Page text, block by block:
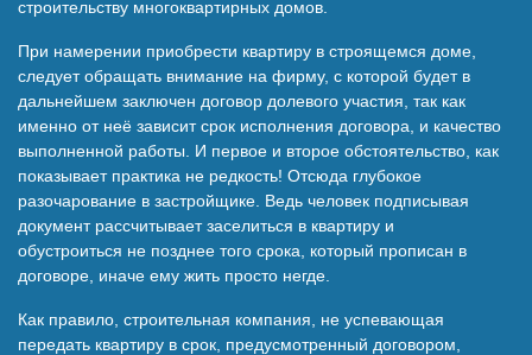
строительству многоквартирных домов.
При намерении приобрести квартиру в строящемся доме,
следует обращать внимание на фирму, с которой будет в
дальнейшем заключен договор долевого участия, так как
именно от неё зависит срок исполнения договора, и качество
выполненной работы. И первое и второе обстоятельство, как
показывает практика не редкость! Отсюда глубокое
разочарование в застройщике. Ведь человек подписывая
документ рассчитывает заселиться в квартиру и
обустроиться не позднее того срока, который прописан в
договоре, иначе ему жить просто негде.
Как правило, строительная компания, не успевающая
передать квартиру в срок, предусмотренный договором,